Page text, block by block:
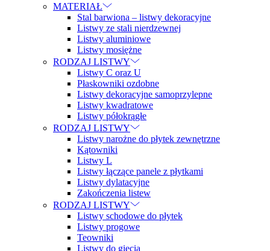
MATERIAŁ
Stal barwiona – listwy dekoracyjne
Listwy ze stali nierdzewnej
Listwy aluminiowe
Listwy mosiężne
RODZAJ LISTWY
Listwy C oraz U
Płaskowniki ozdobne
Listwy dekoracyjne samoprzylepne
Listwy kwadratowe
Listwy półokrągłe
RODZAJ LISTWY
Listwy narożne do płytek zewnętrzne
Kątowniki
Listwy L
Listwy łączące panele z płytkami
Listwy dylatacyjne
Zakończenia listew
RODZAJ LISTWY
Listwy schodowe do płytek
Listwy progowe
Teowniki
Listwy do gięcia